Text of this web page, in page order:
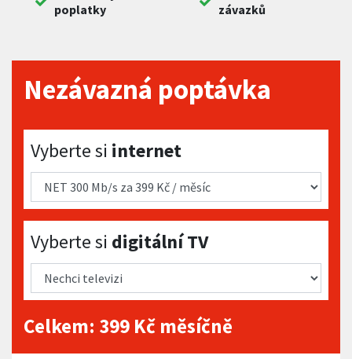
poplatky
závazků
Nezávazná poptávka
Vyberte si internet
Vyberte si internet
Vyberte si digitální TV
Vyberte si digitální TV
Celkem: 399 Kč měsíčně